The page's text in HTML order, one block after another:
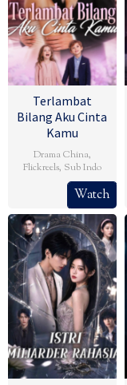
Terlambat
Bilang Aku Cinta
Kamu
Drama China,
Flickreels, Sub Indo
Watch